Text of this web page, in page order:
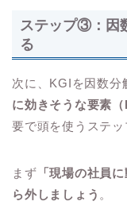
ステップ③：因
る
次に、KGIを因数分
に効きそうな要素
要で頭を使うステッ
まず 「現場の社員
ら外しましょう 。